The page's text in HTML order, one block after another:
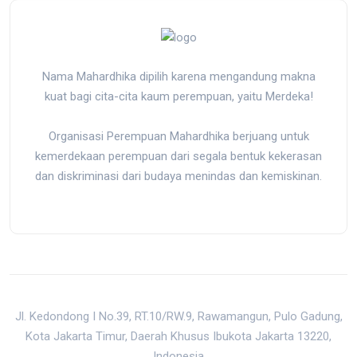
Nama Mahardhika dipilih karena mengandung makna
kuat bagi cita-cita kaum perempuan, yaitu Merdeka!
Organisasi Perempuan Mahardhika berjuang untuk
kemerdekaan perempuan dari segala bentuk kekerasan
dan diskriminasi dari budaya menindas dan kemiskinan.
Jl. Kedondong I No.39, RT.10/RW.9, Rawamangun, Pulo Gadung,
Kota Jakarta Timur, Daerah Khusus Ibukota Jakarta 13220,